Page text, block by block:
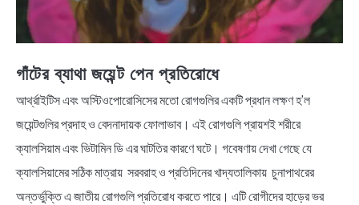
গাঁটের ব্যাথা জয়েন্ট পেন প্রতিরোধে
আর্থ্রাইটিস এবং অস্টিওপোরোসিসের মতো রোগগুলির একটি প্রধান লক্ষণ হ’ল
জয়েন্টগুলির প্রদাহ ও বেদনাদায়ক ফোলাভাব। এই রোগগুলি প্রায়শই শরীরে
ক্যালসিয়াম এবং ভিটামিন ডি এর ঘাটতির কারণে ঘটে। গবেষণায় দেখা গেছে যে
ক্যালসিয়ামের সঠিক মাত্রায় সরবরাহ ও প্রতিদিনের খাদ্যতালিকায় চুনাপাথরের
অন্তর্ভুক্তি এ জাতীয় রোগগুলি প্রতিরোধ করতে পারে। এটি রোগীদের হাড়ের ভর